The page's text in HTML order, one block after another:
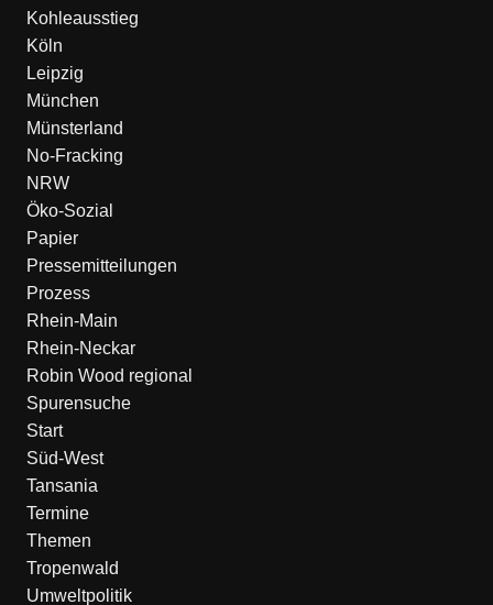
Kohleausstieg
Köln
Leipzig
München
Münsterland
No-Fracking
NRW
Öko-Sozial
Papier
Pressemitteilungen
Prozess
Rhein-Main
Rhein-Neckar
Robin Wood regional
Spurensuche
Start
Süd-West
Tansania
Termine
Themen
Tropenwald
Umweltpolitik